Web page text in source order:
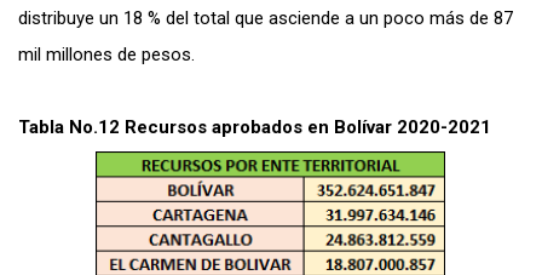
distribuye un 18 % del total que asciende a un poco más de 87
mil millones de pesos.
Tabla No.12 Recursos aprobados en Bolívar 2020-2021